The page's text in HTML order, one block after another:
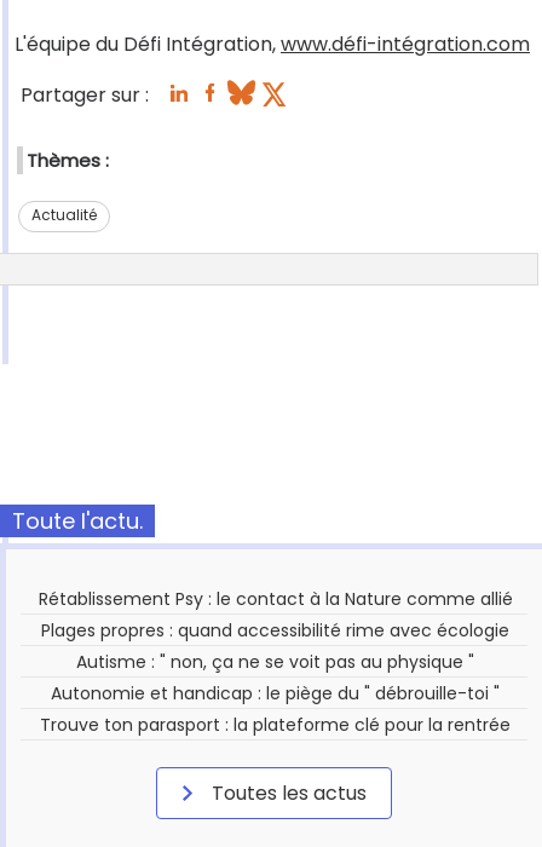
L'équipe du Défi Intégration,www.défi-intégration.com
Partager sur :
Thèmes :
Actualité
Toute l'actu.
Rétablissement Psy : le contact à la Nature comme allié
Plages propres : quand accessibilité rime avec écologie
Autisme : " non, ça ne se voit pas au physique "
Autonomie et handicap : le piège du " débrouille-toi "
Trouve ton parasport : la plateforme clé pour la rentrée
Toutes les actus